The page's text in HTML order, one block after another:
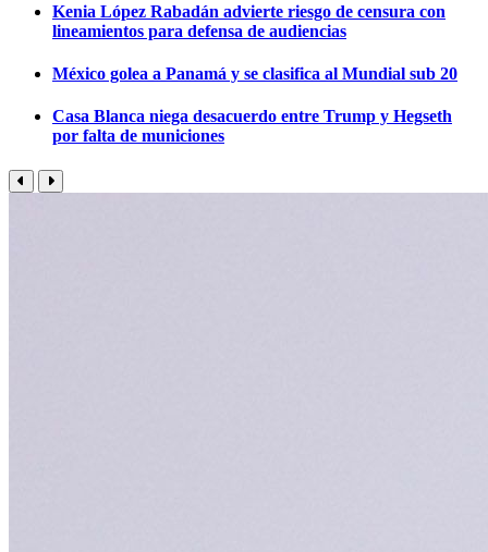
Kenia López Rabadán advierte riesgo de censura con
lineamientos para defensa de audiencias
México golea a Panamá y se clasifica al Mundial sub 20
Casa Blanca niega desacuerdo entre Trump y Hegseth
por falta de municiones